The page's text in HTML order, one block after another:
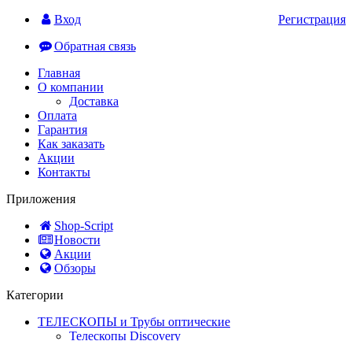
Регистрация
Вход
Обратная связь
Главная
О компании
Доставка
Оплата
Гарантия
Как заказать
Акции
Контакты
Приложения
Shop-Script
Новости
Акции
Обзоры
Категории
ТЕЛЕСКОПЫ и Трубы оптические
Телескопы Discovery